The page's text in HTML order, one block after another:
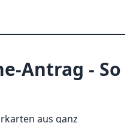
Antrag - So
aus ganz